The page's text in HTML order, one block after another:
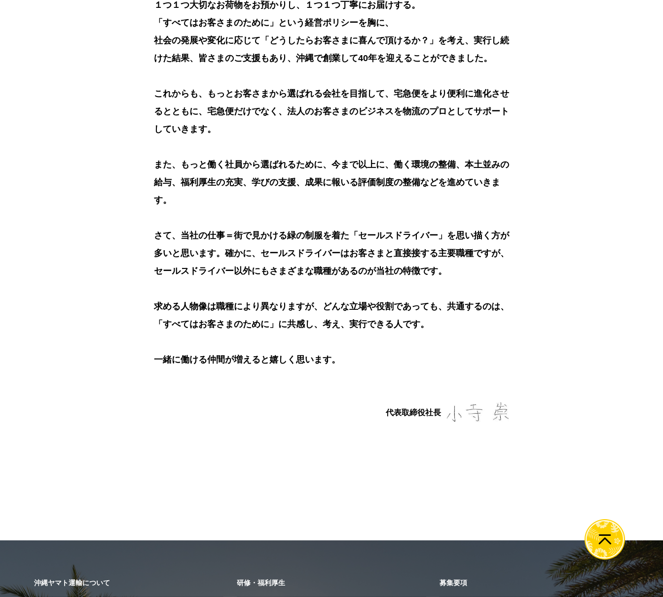
１つ１つ大切なお荷物をお預かりし、１つ１つ丁寧にお届けする。
「すべてはお客さまのために」という経営ポリシーを胸に、
社会の発展や変化に応じて「どうしたらお客さまに喜んで頂けるか？」を考え、実行し続
けた結果、皆さまのご支援もあり、沖縄で創業して40年を迎えることができました。
これからも、もっとお客さまから選ばれる会社を目指して、宅急便をより便利に進化させ
るとともに、宅急便だけでなく、法人のお客さまのビジネスを物流のプロとしてサポート
していきます。
また、もっと働く社員から選ばれるために、今まで以上に、働く環境の整備、本土並みの
給与、福利厚生の充実、学びの支援、成果に報いる評価制度の整備などを進めていきま
す。
さて、当社の仕事＝街で見かける緑の制服を着た「セールスドライバー」を思い描く方が
多いと思います。確かに、セールスドライバーはお客さまと直接接する主要職種ですが、
セールスドライバー以外にもさまざまな職種があるのが当社の特徴です。
求める人物像は職種により異なりますが、どんな立場や役割であっても、共通するのは、
「すべてはお客さまのために」に共感し、考え、実行できる人です。
一緒に働ける仲間が増えると嬉しく思います。
代表取締役社長
沖縄ヤマト運輸について 研修・福利厚生 募集要項